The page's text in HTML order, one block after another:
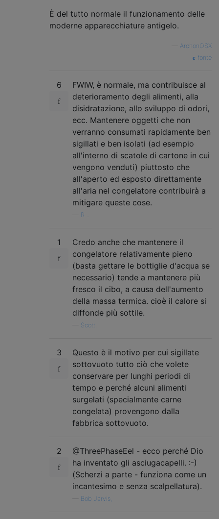
È del tutto normale il funzionamento delle
moderne apparecchiature antigelo.
ArchonOSX
fonte
6
FWIW, è normale, ma contribuisce al
deterioramento degli alimenti, alla
disidratazione, allo sviluppo di odori,
ecc. Mantenere oggetti che non
verranno consumati rapidamente ben
sigillati e ben isolati (ad esempio
all'interno di scatole di cartone in cui
vengono venduti) piuttosto che
all'aperto ed esposto direttamente
all'aria nel congelatore contribuirà a
mitigare queste cose.
R ..
1
Credo anche che mantenere il
congelatore relativamente pieno
(basta gettare le bottiglie d'acqua se
necessario) tende a mantenere più
fresco il cibo, a causa dell'aumento
della massa termica. cioè il calore si
diffonde più sottile.
Scott,
3
Questo è il motivo per cui sigillate
sottovuoto tutto ciò che volete
conservare per lunghi periodi di
tempo e perché alcuni alimenti
surgelati (specialmente carne
congelata) provengono dalla
fabbrica sottovuoto.
2
@ThreePhaseEel - ecco perché Dio
ha inventato gli asciugacapelli. :-)
(Scherzi a parte - funziona come un
incantesimo e senza scalpellatura).
Bob Jarvis,